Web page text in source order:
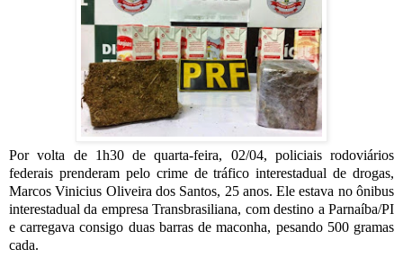
Por volta de 1h30 de quarta-feira, 02/04, policiais rodoviários
federais prenderam pelo crime de tráfico interestadual de drogas,
Marcos Vinicius Oliveira dos Santos, 25 anos. Ele estava no ônibus
interestadual da empresa Transbrasiliana, com destino a Parnaíba/PI
e carregava consigo duas barras de maconha, pesando 500 gramas
cada.